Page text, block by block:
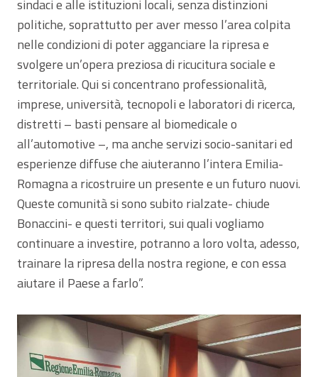
sindaci e alle istituzioni locali, senza distinzioni
politiche, soprattutto per aver messo l’area colpita
nelle condizioni di poter agganciare la ripresa e
svolgere un’opera preziosa di ricucitura sociale e
territoriale. Qui si concentrano professionalità,
imprese, università, tecnopoli e laboratori di ricerca,
distretti – basti pensare al biomedicale o
all’automotive –, ma anche servizi socio-sanitari ed
esperienze diffuse che aiuteranno l’intera Emilia-
Romagna a ricostruire un presente e un futuro nuovi.
Queste comunità si sono subito rialzate- chiude
Bonaccini- e questi territori, sui quali vogliamo
continuare a investire, potranno a loro volta, adesso,
trainare la ripresa della nostra regione, e con essa
aiutare il Paese a farlo”.